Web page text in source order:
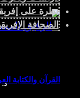
القرآن والكتابة
نظرة على
الصحافة
د.